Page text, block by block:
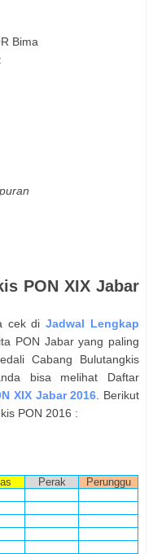
Bima
:
PON XIX Jabar
cek diJadwal Lengkap
PON Jabar yang paling
Cabang Bulutangkis
bisa melihat Daftar
XIX Jabar 2016 . Berikut
PON 2016 :
Perak
Perunggu